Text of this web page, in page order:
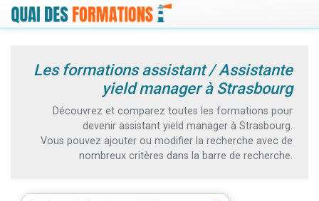
Les formations assistant / Assistante
yield manager à Strasbourg
Découvrez et comparez toutes les formations pour
devenir assistant yield manager à Strasbourg.
Vous pouvez ajouter ou modifier la recherche avec de
nombreux critères dans la barre de recherche.